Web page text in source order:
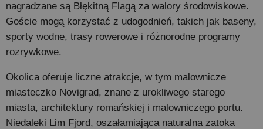
nagradzane są Błękitną Flagą za walory środowiskowe.
Goście mogą korzystać z udogodnień, takich jak baseny,
sporty wodne, trasy rowerowe i różnorodne programy
rozrywkowe.
Okolica oferuje liczne atrakcje, w tym malownicze
miasteczko Novigrad, znane z urokliwego starego
miasta, architektury romańskiej i malowniczego portu.
Niedaleki Lim Fjord, oszałamiająca naturalna zatoka